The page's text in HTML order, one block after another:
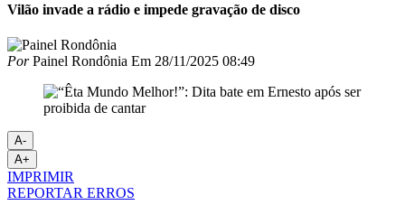
Vilão invade a rádio e impede gravação de disco
PorPainel Rondônia Em 28/11/2025 08:49
A-
A+
IMPRIMIR
REPORTAR ERROS